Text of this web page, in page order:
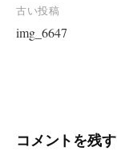
投
稿
ー
古い投稿
img_6647
コメントを残す